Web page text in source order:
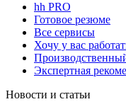
hh PRO
Готовое резюме
Все сервисы
Хочу у вас
Экспертная
Новости и статьи